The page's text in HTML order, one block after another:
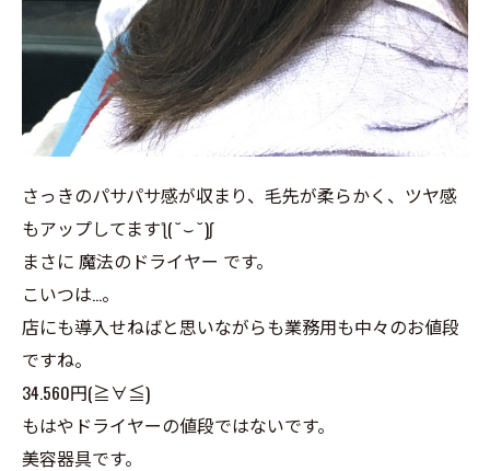
さっきのパサパサ感が収まり、毛先が柔らかく、ツヤ感
もアップしてますƪ(˘⌣˘)ʃ
まさに 魔法のドライヤー です。
こいつは…。
店にも導入せねばと思いながらも業務用も中々のお値段
ですね。
34.560円(≧∀≦)
もはやドライヤーの値段ではないです。
美容器具です。